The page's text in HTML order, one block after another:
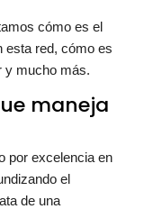
cómo es el
esta red, cómo es
y mucho más.
maneja
por excelencia en
el
de una